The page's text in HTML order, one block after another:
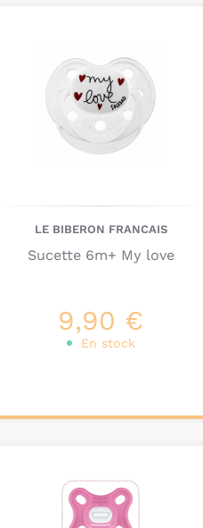
LE BIBERON FRANCAIS
Sucette 6m+ My love
9,90 €
En stock